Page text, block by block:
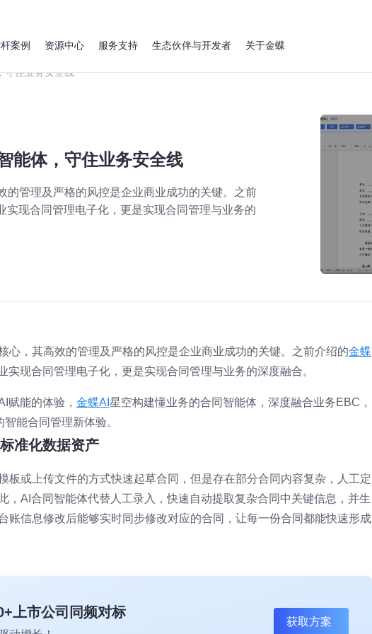
案例 资源中心 服务支持 生态伙伴与开发者 关于金蝶
守住业务安全线
能体，守住业务安全线
的管理及严格的风控是企业商业成功的关键。之前
现合同管理电子化，更是实现合同管理与业务的
心，其高效的管理及严格的风控是企业商业成功的关键。之前介绍的金蝶
实现合同管理电子化，更是实现合同管理与业务的深度融合。
赋能的体验， 金蝶AI 星空构建懂业务的合同智能体，深度融合业务EBC，
能合同管理新体验。
准化数据资产
板或上传文件的方式快速起草合同，但是存在部分合同内容复杂，人工定
，AI合同智能体代替人工录入，快速自动提取复杂合同中关键信息，并生
账信息修改后能够实时同步修改对应的合同，让每一份合同都能快速形成
上市公司同频对标
获取方案